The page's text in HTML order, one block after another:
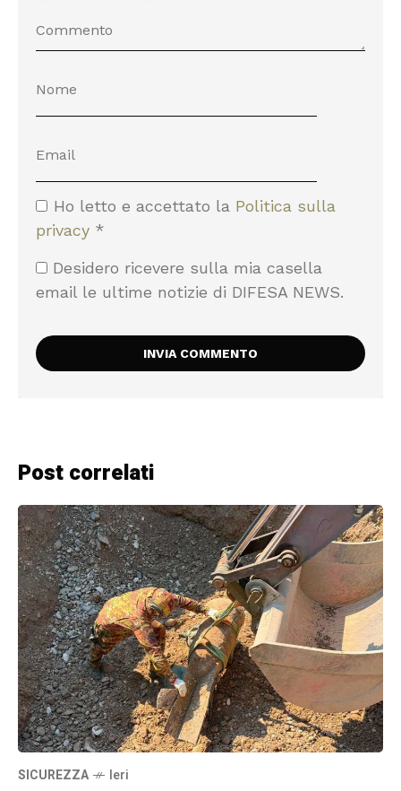
Ho letto e accettato la Politica sulla
privacy *
Desidero ricevere sulla mia casella
email le ultime notizie di DIFESA NEWS.
Post correlati
SICUREZZA Ieri